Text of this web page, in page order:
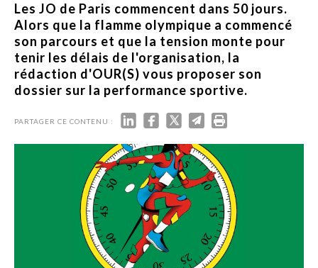
Les JO de Paris commencent dans 50 jours.
Alors que la flamme olympique a commencé
son parcours et que la tension monte pour
tenir les délais de l'organisation, la
rédaction d'OUR(S) vous proposer son
dossier sur la performance sportive.
PARTAGER CE CONTENU :